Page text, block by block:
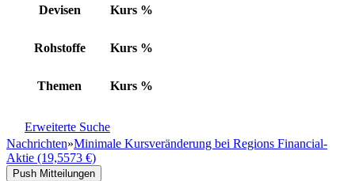
Devisen Kurs %
Rohstoffe Kurs %
Themen Kurs %
Erweiterte Suche
Nachrichten»Minimale Kursveränderung bei Regions Financial-
Aktie (19,5573 €)
Push Mitteilungen